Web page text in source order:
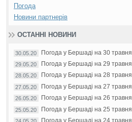
Погода
Новини партнерів
ОСТАННІ НОВИНИ
30.05.20 Погода у Бершаді на 30 травня
29.05.20 Погода у Бершаді на 29 травня
28.05.20 Погода у Бершаді на 28 травня
27.05.20 Погода у Бершаді на 27 травня
26.05.20 Погода у Бершаді на 26 травня
25.05.20 Погода у Бершаді на 25 травня
Погода у Бершаді на 24 травня